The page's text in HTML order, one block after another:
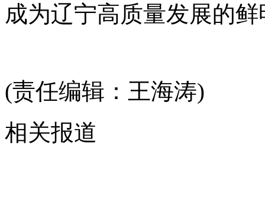
成为辽宁高质量发展的
(责任编辑：王海涛)
相关报道